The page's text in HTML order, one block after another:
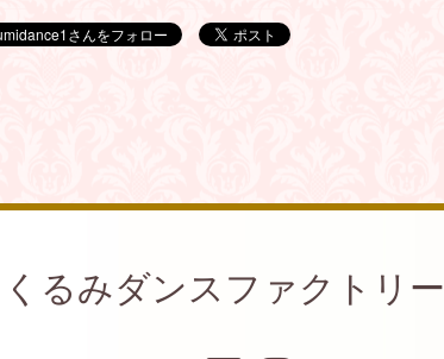
くるみダンスファクトリー